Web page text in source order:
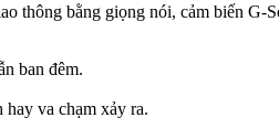
thông bằng giọng nói, cảm biến
ban đêm.
va chạm xảy ra.